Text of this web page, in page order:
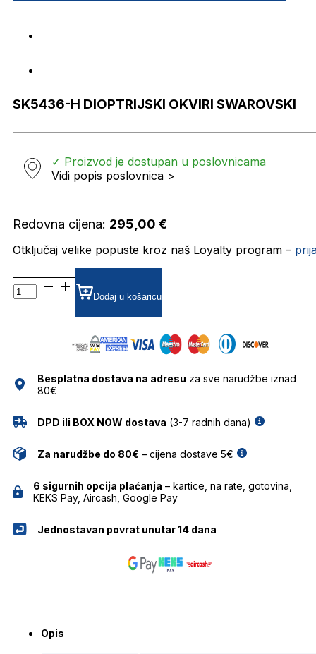
SK5436-H DIOPTRIJSKI OKVIRI SWAROVSKI
✓ Proizvod je dostupan u poslovnicama
Vidi popis poslovnica >
Redovna cijena: 295,00 €
Otključaj velike popuste kroz naš Loyalty program –
SK5436-
H DIOPTRIJSKI
OKVIRI
Dodaj u košaricu
Besplatna dostava na adresu za sve narudžbe iznad
80€
DPD ili BOX NOW dostava (3-7 radnih dana)
Za narudžbe do 80€ – cijena dostave 5€
6 sigurnih opcija plaćanja – kartice, na rate, gotovina,
KEKS Pay, Aircash, Google Pay
Jednostavan povrat unutar 14 dana
Opis